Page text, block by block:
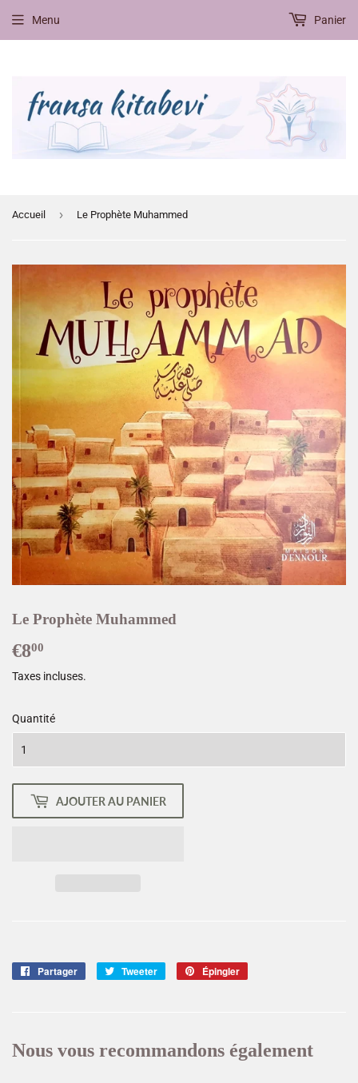
Menu Panier
Accueil › Le Prophète Muhammed
Le Prophète Muhammed
€800
Taxes incluses.
Quantité
AJOUTER AU PANIER
Partager
PartagerTweeter
Tweeter
Épingler
Nous vous recommandons également